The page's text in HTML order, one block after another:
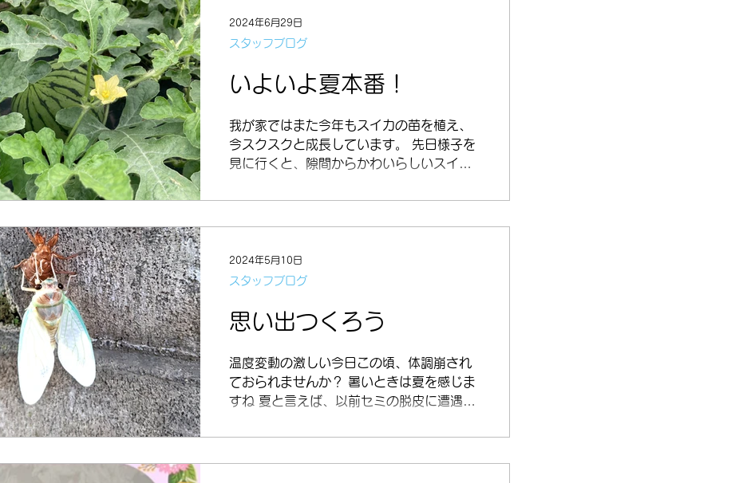
いよいよ夏本番！
我が家ではまた今年もスイカの苗を植え、
今スクスクと成長しています。 先日様子を
見に行くと、隙間からかわいらしいスイカ
かわいらしい姿にほっこり… 今年もおいし
スタッフブログ
2024年6月29日
思い出つくろう
温度変動の激しい今日この頃、体調崩され
ておられませんか？ 暑いときは夏を感じま
すね 夏と言えば、以前セミの脱皮に遭遇し
脱皮の瞬間は初めて見たので 思わず撮って
スタッフブログ
2024年5月10日